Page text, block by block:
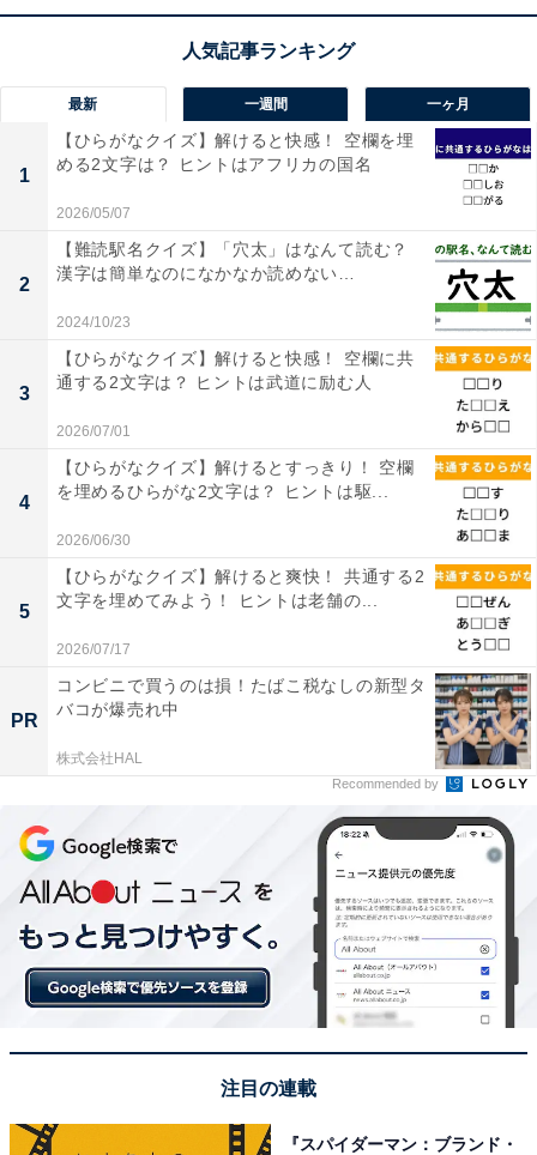
最新 一週間 一ヶ月
1
【ひらがなクイズ】解けると快感！ 空欄を埋
める2文字は？ ヒントはアフリカの国名
2026/05/07
2
【難読駅名クイズ】「穴太」はなんて読む？
漢字は簡単なのになかなか読めない…
2024/10/23
3
【ひらがなクイズ】解けると快感！ 空欄に共
通する2文字は？ ヒントは武道に励む人
2026/07/01
4
【ひらがなクイズ】解けるとすっきり！ 空欄
を埋めるひらがな2文字は？ ヒントは駆...
2026/06/30
5
【ひらがなクイズ】解けると爽快！ 共通する2
文字を埋めてみよう！ ヒントは老舗の...
2026/07/17
PR
コンビニで買うのは損！たばこ税なしの新型タ
バコが爆売れ中
株式会社HAL
Recommended by
注目の連載
『スパイダーマン：ブランド・